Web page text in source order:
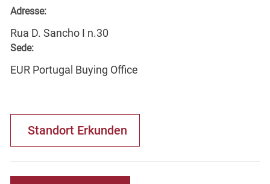
Adresse:
Rua D. Sancho I n.30
Sede:
EUR Portugal Buying Office
Standort Erkunden